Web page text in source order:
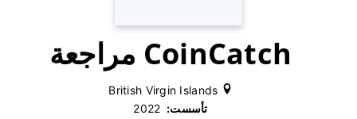
CoinCatch مراجعة
تأسست: